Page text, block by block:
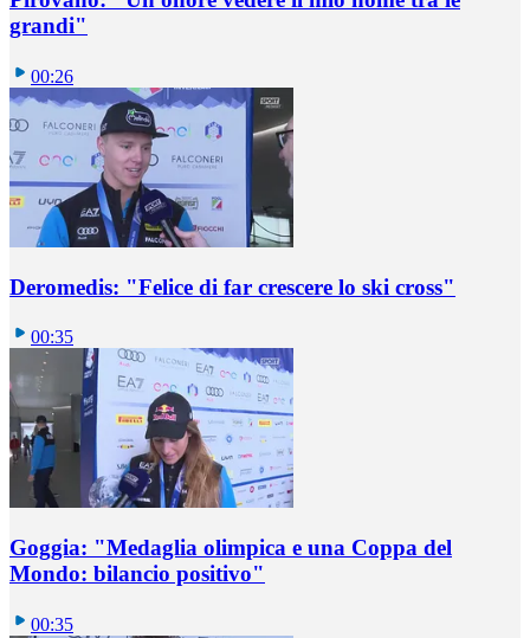
grandi"
00:26
Deromedis: "Felice di far crescere lo ski cross"
00:35
Goggia: "Medaglia olimpica e una Coppa del
Mondo: bilancio positivo"
00:35